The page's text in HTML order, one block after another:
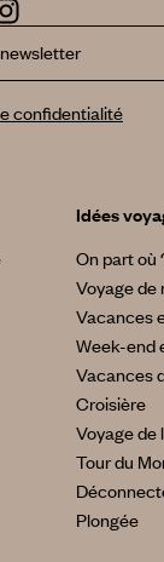
vue plongeante
polynésiens
au fil de nos pages.
catamaran, en
:
avec de simples
tortues dans le
Bora Bora.
confidentialité
Idées
On part où
Voyage de
Vacances
Week-end
Vacances
Croisière
Voyage de
Tour du
Plongée